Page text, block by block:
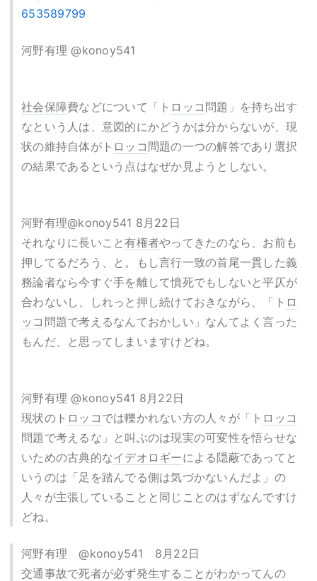
653589799
河野有理 @konoy541
社会保障費などについて「ト ロッコ 問題」を持ち出す
なという人は、意図的にかどうかは分からないが、現
状の維持自体がト ロッコ 問題の一つの解答であり選択
の結果であるという点はなぜか見ようとしない。
河野有理@konoy541 8月22日
それなりに長いこと有権者やってきたのなら、お前も
押してるだろう、と。もし言行一致の首尾一貫した義
務論者なら今すぐ手を離して憤死でもしないと平仄が
合わないし、しれっと押し続けておきながら、「ト ロ
ッコ 問題で考えるなんておかしい」なんてよく言った
もんだ、と思ってしまいますけどね。
河野有理 @konoy541 8月22日
現状のト ロッコ では轢かれない方の人々が「ト ロッコ
問題で考えるな」と叫ぶのは現実の可変性を悟らせな
いための古典的なイデオロギーによる隠蔽であってと
いうのは「足を踏んでる側は気づかないんだよ」の
人々が主張していることと同じことのはずなんですけ
どね。
河野有理 @konoy541 8月22日
交通事故で死者が必ず発生することがわかってんの